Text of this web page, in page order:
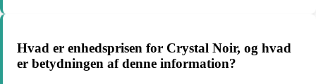
Hvad er enhedsprisen for Crystal Noir, og hvad
er betydningen af denne information?